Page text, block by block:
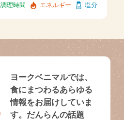
調理時間 エネルギー 塩分
ヨークベニマルでは、
食にまつわるあらゆる
情報をお届けしていま
す。だんらんの話題